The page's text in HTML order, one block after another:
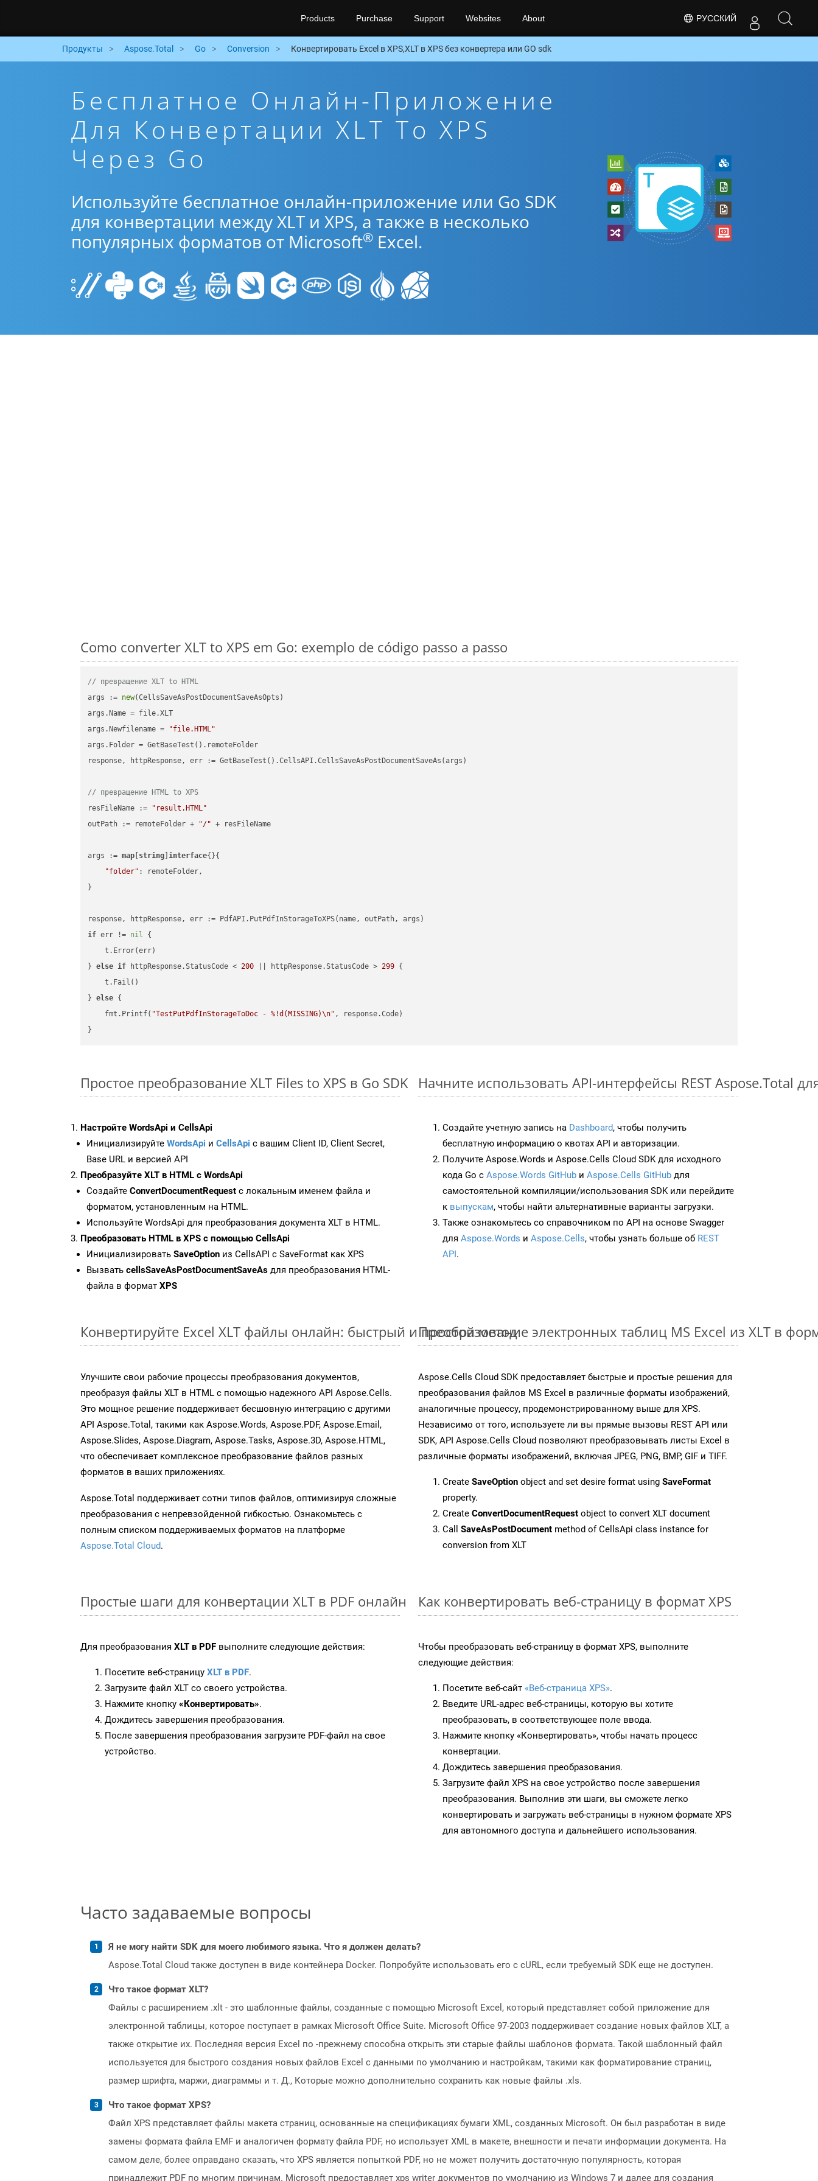
РУССКИЙ
Products Purchase Support Websites About
Продукты Aspose.Total Go Conversion Конвертировать Excel в XPS,XLT в XPS без конвертера или GO sdk
Бесплатное Онлайн-Приложение
Для Конвертации XLT To XPS
Через Go
Используйте бесплатное онлайн-приложение или Go SDK
для конвертации между XLT и XPS, а также в несколько
популярных форматов от Microsoft® Excel.
Como converter XLT to XPS em Go: exemplo de código passo a passo
// превращение XLT to HTML
args := new(CellsSaveAsPostDocumentSaveAsOpts)
args.Name = file.XLT
args.Newfilename =
"file.HTML"
args.Folder = GetBaseTest().remoteFolder
response, httpResponse, err := GetBaseTest().CellsAPI.CellsSaveAsPostDocumentSaveAs(args)
// превращение HTML to XPS
resFileName :=
"result.HTML"
outPath := remoteFolder +
"/" + resFileName
args := map string ]interface{}{
"folder" : remoteFolder,
}
if err != nil {
    t.Error(err)
} else if httpResponse.StatusCode < 200 || httpResponse.StatusCode > 299 {
    t.Fail()
} else {
    fmt.Printf(
"TestPutPdfInStorageToDoc - %!d(MISSING)\n" , response.Code)
Простое преобразование XLT Files to XPS в Go SDK
Настройте WordsApi и CellsApi
Инициализируйте WordsApi и CellsApi с вашим Client ID, Client Secret,
Base URL и версией API
Преобразуйте XLT в HTML с WordsApi
Создайте ConvertDocumentRequest с локальным именем файла и
форматом, установленным на HTML.
Используйте WordsApi для преобразования документа XLT в HTML.
Преобразовать HTML в XPS с помощью CellsApi
Инициализировать SaveOption из CellsAPI с SaveFormat как XPS
Вызвать cellsSaveAsPostDocumentSaveAs для преобразования HTML-
файла в формат XPS
Начните использовать API-интерфейсы REST Aspose.Total
Создайте учетную запись на Dashboard, чтобы получить
бесплатную информацию о квотах API и авторизации.
Получите Aspose.Words и Aspose.Cells Cloud SDK для исходного
кода Go с Aspose.Words GitHub и Aspose.Cells GitHub для
самостоятельной компиляции/использования SDK или перейдите
к выпускам, чтобы найти альтернативные варианты загрузки.
Также ознакомьтесь со справочником по API на основе Swagger
для Aspose.Words и Aspose.Cells, чтобы узнать больше об REST
API.
Конвертируйте Excel XLT файлы онлайн: быстрый и простой метод
Улучшите свои рабочие процессы преобразования документов,
преобразуя файлы XLT в HTML с помощью надежного API Aspose.Cells.
Это мощное решение поддерживает бесшовную интеграцию с другими
API Aspose.Total, такими как Aspose.Words, Aspose.PDF, Aspose.Email,
Aspose.Slides, Aspose.Diagram, Aspose.Tasks, Aspose.3D, Aspose.HTML,
что обеспечивает комплексное преобразование файлов разных
форматов в ваших приложениях.
Aspose.Total поддерживает сотни типов файлов, оптимизируя сложные
преобразования с непревзойденной гибкостью. Ознакомьтесь с
полным списком поддерживаемых форматов на платформе
Aspose.Total Cloud.
Преобразование электронных таблиц MS Excel из XLT в
Aspose.Cells Cloud SDK предоставляет быстрые и простые решения для
преобразования файлов MS Excel в различные форматы изображений,
аналогичные процессу, продемонстрированному выше для XPS.
Независимо от того, используете ли вы прямые вызовы REST API или
SDK, API Aspose.Cells Cloud позволяют преобразовывать листы Excel в
различные форматы изображений, включая JPEG, PNG, BMP, GIF и TIFF.
Create SaveOption object and set desire format using SaveFormat
property.
Create ConvertDocumentRequest object to convert XLT document
Call SaveAsPostDocument method of CellsApi class instance for
conversion from XLT
Простые шаги для конвертации XLT в PDF онлайн
Для преобразования XLT в PDF выполните следующие действия:
Посетите веб-страницу XLT в PDF.
Загрузите файл XLT со своего устройства.
Нажмите кнопку «Конвертировать».
Дождитесь завершения преобразования.
После завершения преобразования загрузите PDF-файл на свое
устройство.
Как конвертировать веб-страницу в формат XPS
Чтобы преобразовать веб-страницу в формат XPS, выполните
следующие действия:
Посетите веб-сайт «Веб-страница XPS».
Введите URL-адрес веб-страницы, которую вы хотите
преобразовать, в соответствующее поле ввода.
Нажмите кнопку «Конвертировать», чтобы начать процесс
конвертации.
Дождитесь завершения преобразования.
Загрузите файл XPS на свое устройство после завершения
преобразования. Выполнив эти шаги, вы сможете легко
конвертировать и загружать веб-страницы в нужном формате XPS
для автономного доступа и дальнейшего использования.
Часто задаваемые вопросы
Я не могу найти SDK для моего любимого языка. Что я должен делать?
Aspose.Total Cloud также доступен в виде контейнера Docker. Попробуйте использовать его с cURL, если требуемый SDK еще не доступен.
Что такое формат XLT?
Файлы с расширением .xlt - это шаблонные файлы, созданные с помощью Microsoft Excel, который представляет собой приложение для
электронной таблицы, которое поступает в рамках Microsoft Office Suite. Microsoft Office 97-2003 поддерживает создание новых файлов XLT, а
также открытие их. Последняя версия Excel по -прежнему способна открыть эти старые файлы шаблонов формата. Такой шаблонный файл
используется для быстрого создания новых файлов Excel с данными по умолчанию и настройкам, такими как форматирование страниц,
размер шрифта, маржи, диаграммы и т. Д., Которые можно дополнительно сохранить как новые файлы .xls.
Что такое формат XPS?
Файл XPS представляет файлы макета страниц, основанные на спецификациях бумаги XML, созданных Microsoft. Он был разработан в виде
замены формата файла EMF и аналогичен формату файла PDF, но использует XML в макете, внешности и печати информации документа. На
самом деле, более оправдано сказать, что XPS является попыткой PDF, но не может получить достаточную популярность, которая
принадлежит PDF по многим причинам. Microsoft предоставляет xps writer документов по умолчанию из Windows 7 и далее для создания